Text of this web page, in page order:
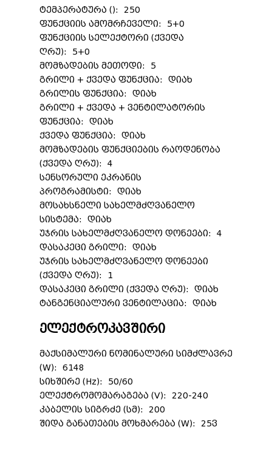
ტემპერატურა (): 250
ფუნქციის ამომრჩეველი: 5+0
ფუნქციის სელექტორი (ქვედა
ღრუ): 5+0
მომზადების მეთოდი: 5
გრილი + ქვედა ფუნქცია: დიახ
გრილის ფუნქცია: დიახ
გრილი + ქვედა + ვენტილატორის
ფუნქცია: დიახ
ქვედა ფუნქცია: დიახ
მომზადების ფუნქციების რაოდენობა
(ქვედა ღრუ): 4
სენსორული ეკრანის
პროგრამისტი: დიახ
მოსახსნელი სახელმძღვანელო
სისტემა: დიახ
უჯრის სახელმძღვანელო დონეები: 4
დასაკეცი გრილი: დიახ
უჯრის სახელმძღვანელო დონეები
(ქვედა ღრუ): 1
დასაკეცი გრილი (ქვედა ღრუ): დიახ
ტანგენციალური ვენტილაცია: დიახ
ელექტროკავშირი
მაქსიმალური ნომინალური სიმძლავრე
(W): 6148
სიხშირე (Hz): 50/60
ელექტრომომარაგება (V): 220-240
კაბელის სიგრძე (სმ): 200
შიდა განათების მოხმარება (W): 25ვ